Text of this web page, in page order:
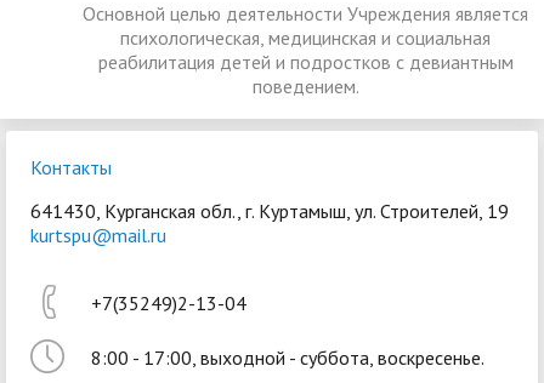
Основной целью деятельности Учреждения является
психологическая, медицинская и социальная
реабилитация детей и подростков с девиантным
поведением.
Войти
Контакты
641430, Курганская обл., г. Куртамыш, ул. Строителей, 19
kurtspu@mail.ru
+7(35249)2-13-04
8:00 - 17:00, выходной - суббота, воскресенье.